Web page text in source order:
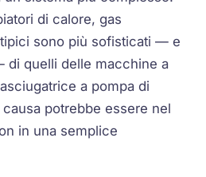
di calore, gas
sono più sofisticati — e
quelli delle macchine a
a pompa di
potrebbe essere nel
in una semplice